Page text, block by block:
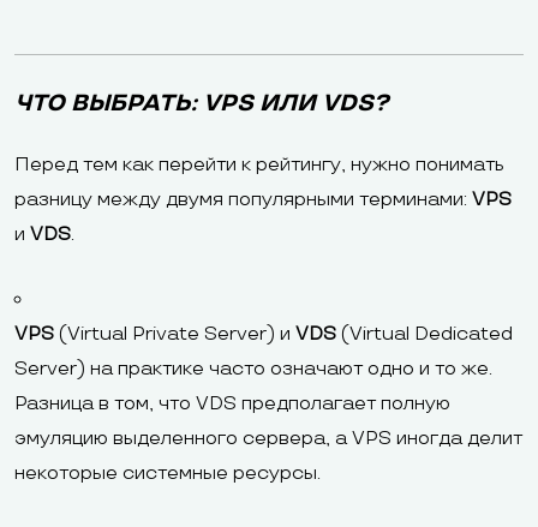
ЧТО ВЫБРАТЬ: VPS ИЛИ VDS?
Перед тем как перейти к рейтингу, нужно понимать
разницу между двумя популярными терминами: VPS
и VDS.
VPS (Virtual Private Server) и VDS (Virtual Dedicated
Server) на практике часто означают одно и то же.
Разница в том, что VDS предполагает полную
эмуляцию выделенного сервера, а VPS иногда делит
некоторые системные ресурсы.